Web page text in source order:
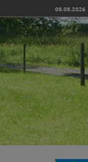
08.08.2026